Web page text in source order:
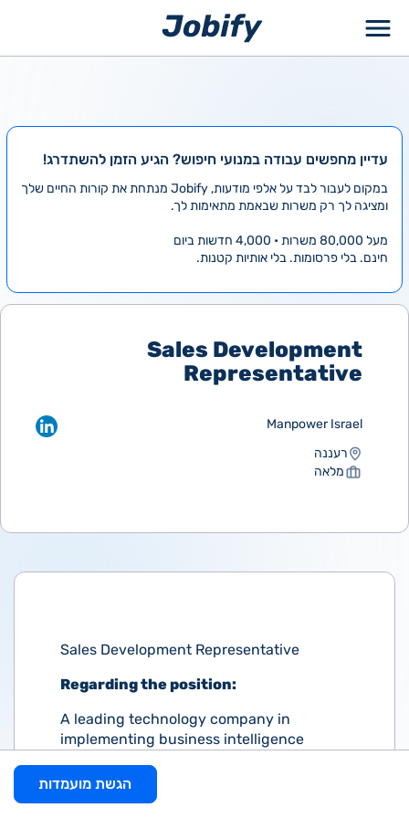
עדיין מחפשים עבודה במנועי חיפוש? הגיע הזמן להשתדרג!
במקום לעבור לבד על אלפי מודעות, Jobify מנתחת את קורות החיים שלך
ומציגה לך רק משרות שבאמת מתאימות לך.
מעל 80,000 משרות • 4,000 חדשות ביום
חינם. בלי פרסומות. בלי אותיות קטנות.
Sales Development
Representative
Manpower Israel
רעננה
מלאה
Sales Development Representative
Regarding the position:
A leading technology company in
implementing business intelligence
If you have sales experience, this position
הגשת מועמדות